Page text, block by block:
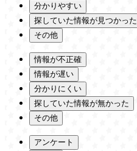
分かりやすい
探していた情報が見つかった
その他
情報が不正確
情報が遅い
分かりにくい
探していた情報が無かった
その他
アンケート